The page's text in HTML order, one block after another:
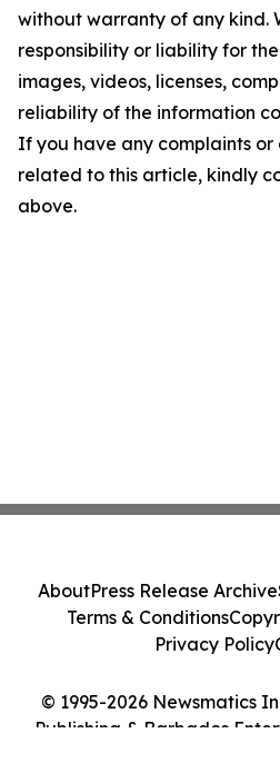
without warranty of any kind.
responsibility or liability for
images, videos, licenses,
reliability of the information
If you have any complaints or
related to this article, kindly
above.
© 1995-2026 Newsmatics
Publishing & Barbados
AboutPress Release Archive
Terms & Conditions
Privacy Policy